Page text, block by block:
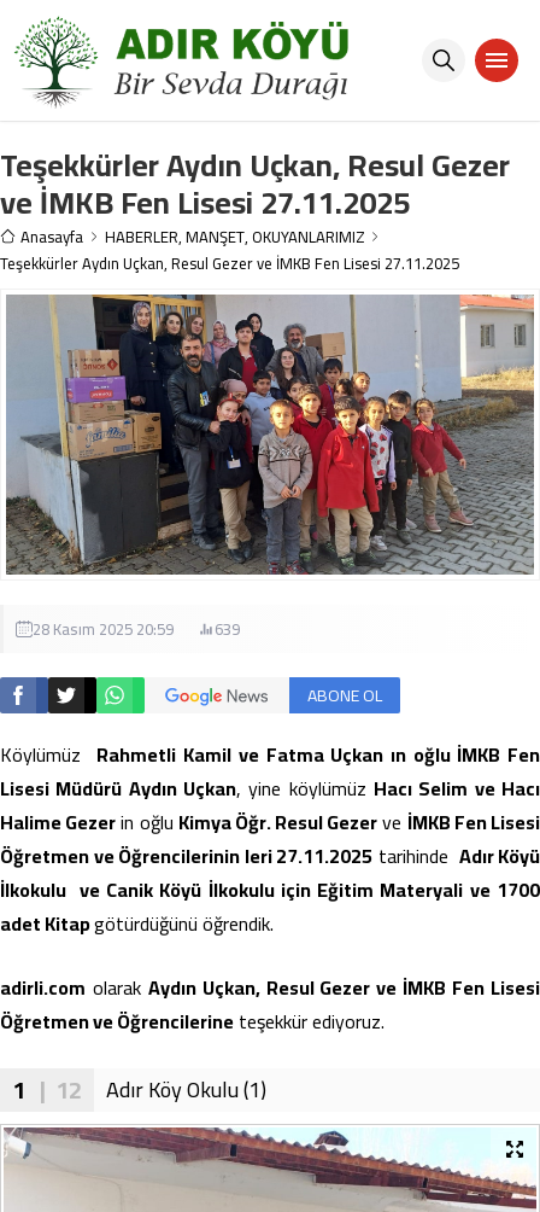
Teşekkürler Aydın Uçkan, Resul Gezer
ve İMKB Fen Lisesi 27.11.2025
Anasayfa HABERLER,MANŞET,OKUYANLARIMIZ
Teşekkürler Aydın Uçkan, Resul Gezer ve İMKB Fen Lisesi 27.11.2025
28 Kasım 2025 20:59 639
ABONE OL
Köylümüz Rahmetli Kamil ve Fatma Uçkan ın oğlu İMKB Fen
Lisesi Müdürü Aydın Uçkan, yine köylümüz Hacı Selim ve Hacı
Halime Gezerin oğlu Kimya Öğr. Resul Gezerve İMKB Fen Lisesi
Öğretmen ve Öğrencilerinin leri 27.11.2025 tarihinde Adır Köyü
İlkokulu ve Canik Köyü İlkokulu için Eğitim Materyali ve 1700
adet Kitapgötürdüğünü öğrendik.
adirli.com olarak Aydın Uçkan, Resul Gezer ve İMKB Fen Lisesi
Öğretmen ve Öğrencilerineteşekkür ediyoruz.
1 | 12 Adır Köy Okulu (1)